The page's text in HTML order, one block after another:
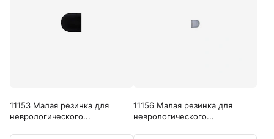
11153 Малая резинка для
неврологического...
11156 Малая резинка для
неврологического...